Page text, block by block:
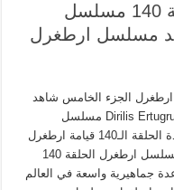
رابط تحميل ومشاهدة الحلقة 140 مسلسل
مسلسل ارطغرل
الحلقة 140 مسلسل ارطغرل الجزء الخامس شاهد
مسلسل ارطغرل 5 مشاهدة الحلقة 140 5 Dirilis Ertugrul مسلسل
ارطغرل 5 مشاهدة الحلقة 140 رابط مشاهدة الحلقة الـ140 قيامة ارطغرل
الجزء الخامس 5 Dirilis Ertugrul مشاهدة مسلسل ارطغرل الحلقة 140
جماهيرية واسعة في العالم